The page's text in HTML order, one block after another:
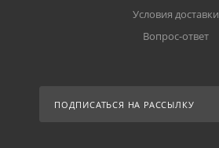
Условия доставки
Вопрос-ответ
ПОДПИСАТЬСЯ НА РАССЫЛКУ